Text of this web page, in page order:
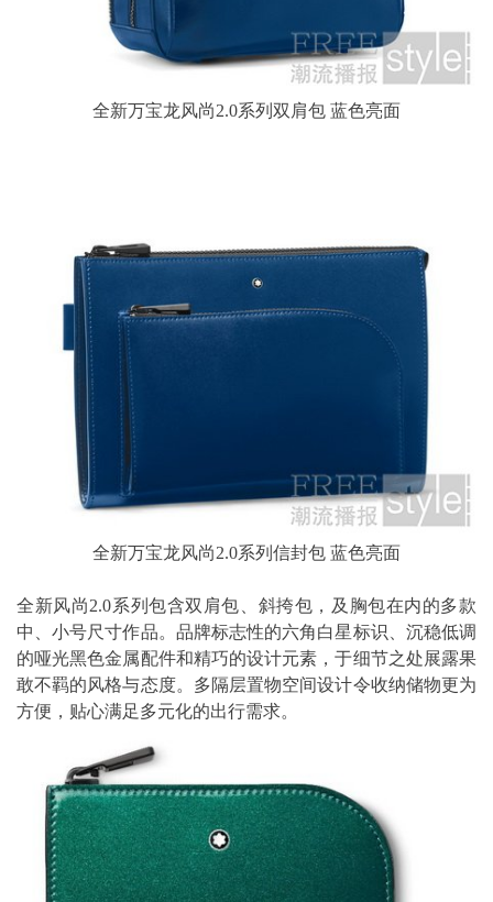
全新万宝龙风尚2.0系列双肩包 蓝色亮面
全新万宝龙风尚2.0系列信封包 蓝色亮面
全新风尚2.0系列包含双肩包、斜挎包，及胸包在内的多款
中、小号尺寸作品。品牌标志性的六角白星标识、沉稳低调
的哑光黑色金属配件和精巧的设计元素，于细节之处展露果
敢不羁的风格与态度。多隔层置物空间设计令收纳储物更为
方便，贴心满足多元化的出行需求。